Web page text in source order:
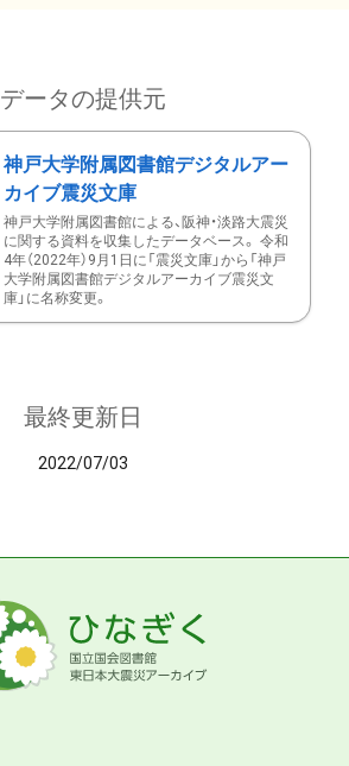
データの提供元
神戸大学附属図書館デジタルアー
カイブ震災文庫
神戸大学附属図書館による、阪神・淡路大震災
に関する資料を収集したデータベース。 令和
4年（2022年）9月1日に「震災文庫」から「神戸
大学附属図書館デジタルアーカイブ震災文
庫」に名称変更。
最終更新日
2022/07/03